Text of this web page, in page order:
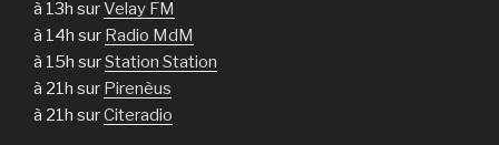
à 13h surVelay FM
à 14h sur Radio MdM
à 15h surStation Station
à 21h sur Pirenèus
à 21h surCiteradio